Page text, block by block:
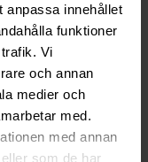
anpassa innehållet
funktioner
Vi
och annan
medier och
med.
med annan
som de har
Necklace